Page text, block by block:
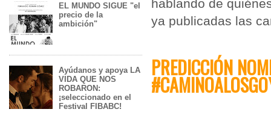
EL MUNDO SIGUE "el
precio de la
ambición"
Ayúdanos y apoya LA
VIDA QUE NOS
ROBARON:
¡seleccionado en el
Festival FIBABC!
hablando de
ya publicadas las
PREDICCIÓN